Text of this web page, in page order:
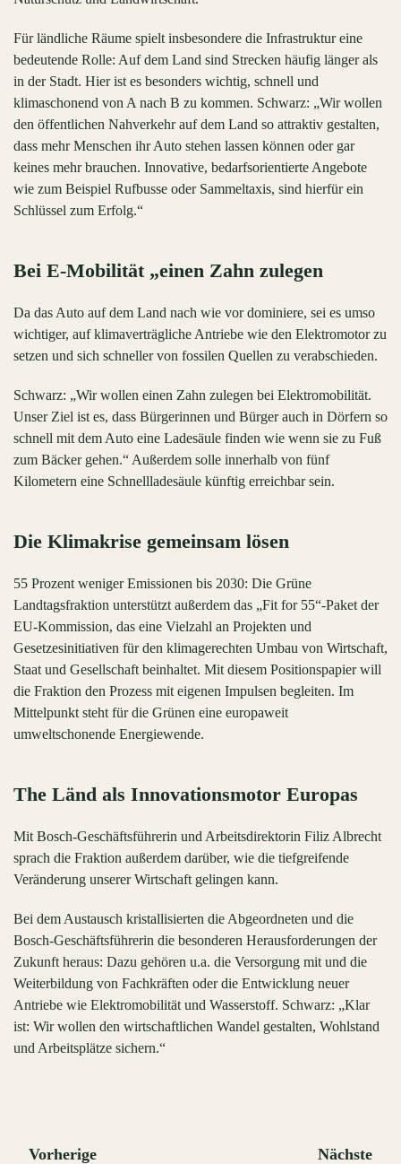
Für ländliche Räume spielt insbesondere die Infrastruktur eine
bedeutende Rolle: Auf dem Land sind Strecken häufig länger als
in der Stadt. Hier ist es besonders wichtig, schnell und
klimaschonend von A nach B zu kommen. Schwarz: „Wir wollen
den öffentlichen Nahverkehr auf dem Land so attraktiv gestalten,
dass mehr Menschen ihr Auto stehen lassen können oder gar
keines mehr brauchen. Innovative, bedarfsorientierte Angebote
wie zum Beispiel Rufbusse oder Sammeltaxis, sind hierfür ein
Schlüssel zum Erfolg.“
Bei E-Mobilität „einen Zahn zulegen
Da das Auto auf dem Land nach wie vor dominiere, sei es umso
wichtiger, auf klimaverträgliche Antriebe wie den Elektromotor zu
setzen und sich schneller von fossilen Quellen zu verabschieden.
Schwarz: „Wir wollen einen Zahn zulegen bei Elektromobilität.
Unser Ziel ist es, dass Bürgerinnen und Bürger auch in Dörfern so
schnell mit dem Auto eine Ladesäule finden wie wenn sie zu Fuß
zum Bäcker gehen.“ Außerdem solle innerhalb von fünf
Kilometern eine Schnellladesäule künftig erreichbar sein.
Die Klimakrise gemeinsam lösen
55 Prozent weniger Emissionen bis 2030: Die Grüne
Landtagsfraktion unterstützt außerdem das „Fit for 55“-Paket der
EU-Kommission, das eine Vielzahl an Projekten und
Gesetzesinitiativen für den klimagerechten Umbau von Wirtschaft,
Staat und Gesellschaft beinhaltet. Mit diesem Positionspapier will
die Fraktion den Prozess mit eigenen Impulsen begleiten. Im
Mittelpunkt steht für die Grünen eine europaweit
umweltschonende Energiewende.
The Länd als Innovationsmotor Europas
Mit Bosch-Geschäftsführerin und Arbeitsdirektorin Filiz Albrecht
sprach die Fraktion außerdem darüber, wie die tiefgreifende
Veränderung unserer Wirtschaft gelingen kann.
Bei dem Austausch kristallisierten die Abgeordneten und die
Bosch-Geschäftsführerin die besonderen Herausforderungen der
Zukunft heraus: Dazu gehören u.a. die Versorgung mit und die
Weiterbildung von Fachkräften oder die Entwicklung neuer
Antriebe wie Elektromobilität und Wasserstoff. Schwarz: „Klar
ist: Wir wollen den wirtschaftlichen Wandel gestalten, Wohlstand
und Arbeitsplätze sichern.“
Vorherige Nächste